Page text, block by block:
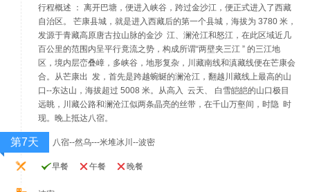
行程概述 ： 离开巴塘，便进入峡谷，跨过金沙江，便正式进入了西藏
自治区。 芒康县城，就是进入西藏后的第一个县城，海拔为 3780 米，
发源于青藏高原唐古拉山脉的金沙 江、澜沧江和怒江，在此区域近几
百公里的范围内呈平行竟流之势，构成所谓“两壁夹三江 ” 的三江地
区，境内层峦叠嶂，多峡谷，地形复杂，川藏南线和滇藏线便在芒康会
合。从芒康出 发，首先是跨越蜿蜒的澜沧江，翻越川藏线上最高的山
口--东达山，海拔超过 5008 米。从高入 云天、 白雪皑皑的山口极目
远眺，川藏公路和澜沧江似两条晶亮的丝带，在千山万壑间，时隐 时
现。晚上抵达八宿。
第7天 八宿--然乌---米堆冰川--波密
早餐 午餐 晚餐